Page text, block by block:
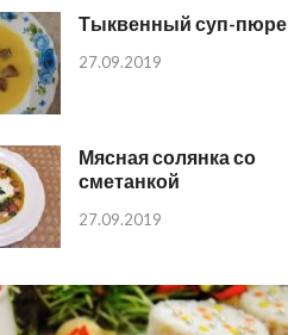
Тыквенный суп-пюре
27.09.2019
Мясная солянка со
сметанкой
27.09.2019